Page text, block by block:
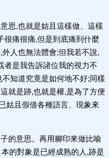
思,也就是姑且這樣做、這樣
很痛很痛,但是到底痛到什麼
人也無法體會;但我若不說,
者是我告訴諸位我的視力不
知道究竟是如何地不好;同樣
就是跡,也就是權,是為了方便
姑且假借各種語言、現象來
的意思。再用腳印來做比喻
的對象是已經成熟的人,跡是